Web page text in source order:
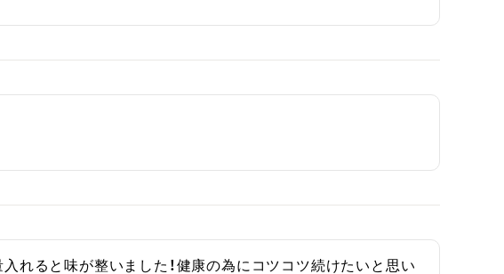
れると味が整いました！健康の為にコツコツ続けたいと思い